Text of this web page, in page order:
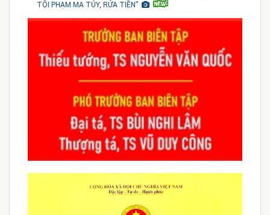
TỘI PHẠM MA TÚY, RỬA TIỀN”